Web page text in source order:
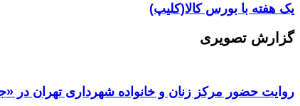
یک هفته با بورس کالا(کلیپ)
گزارش تصویری
روایت حضور مرکز زنان و خانواده شهرداری تهران در